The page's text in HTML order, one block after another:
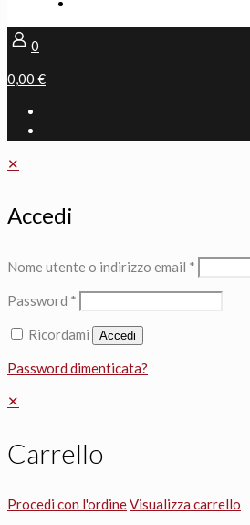
0
0,00 €
✕
Accedi
Nome utente o indirizzo email *
Password *
Ricordami Accedi
Password dimenticata?
✕
Carrello
Procedi con l'ordineVisualizza carrello